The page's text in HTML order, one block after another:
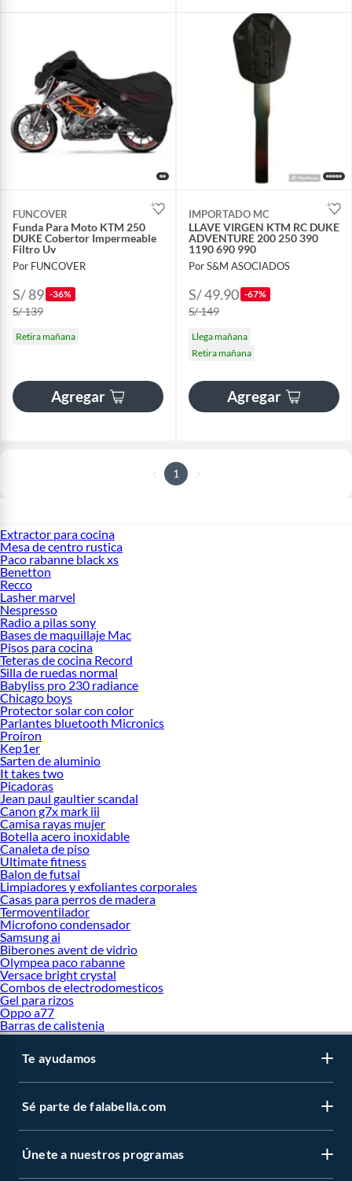
FUNCOVER
Funda Para Moto KTM 250
DUKE Cobertor Impermeable
Filtro Uv
Por FUNCOVER
S/ 89 -36%
S/ 139
Retira mañana
Agregar
IMPORTADO MC
LLAVE VIRGEN KTM RC DUKE
ADVENTURE 200 250 390
1190 690 990
Por S&M ASOCIADOS
S/ 49.90 -67%
S/ 149
Llega mañana
Retira mañana
Agregar
1
Extractor para cocina
Mesa de centro rustica
Paco rabanne black xs
Benetton
Recco
Lasher marvel
Nespresso
Radio a pilas sony
Bases de maquillaje Mac
Pisos para cocina
Teteras de cocina Record
Silla de ruedas normal
Babyliss pro 230 radiance
Chicago boys
Protector solar con color
Parlantes bluetooth Micronics
Proiron
Kep1er
Sarten de aluminio
It takes two
Picadoras
Jean paul gaultier scandal
Canon g7x mark iii
Camisa rayas mujer
Botella acero inoxidable
Canaleta de piso
Ultimate fitness
Balon de futsal
Limpiadores y exfoliantes corporales
Casas para perros de madera
Termoventilador
Microfono condensador
Samsung ai
Biberones avent de vidrio
Olympea paco rabanne
Versace bright crystal
Combos de electrodomesticos
Gel para rizos
Oppo a77
Barras de calistenia
Te ayudamos
Sé parte de falabella.com
Únete a nuestros programas